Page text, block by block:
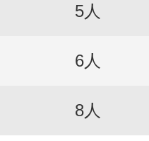
5人
6人
8人